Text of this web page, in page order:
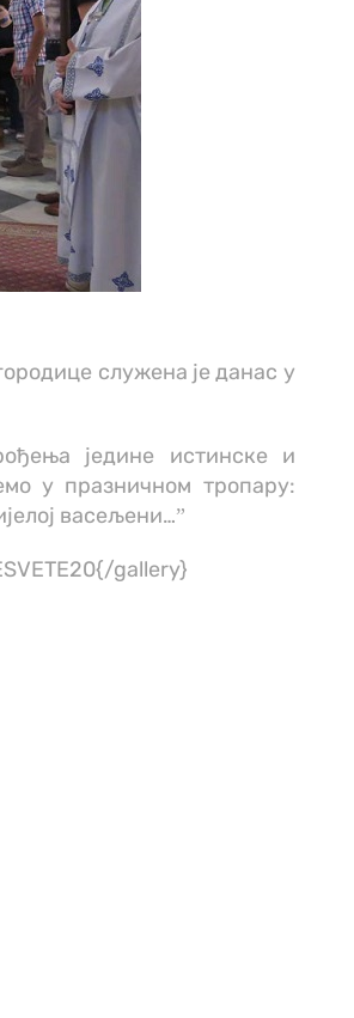
служена је данас у
једине истинске и
у празничном тропару:
васељени…ˮ
gallery}